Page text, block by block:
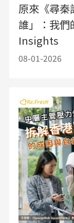
原來《尋秦
誰」：我們
Insights
08-01-2026